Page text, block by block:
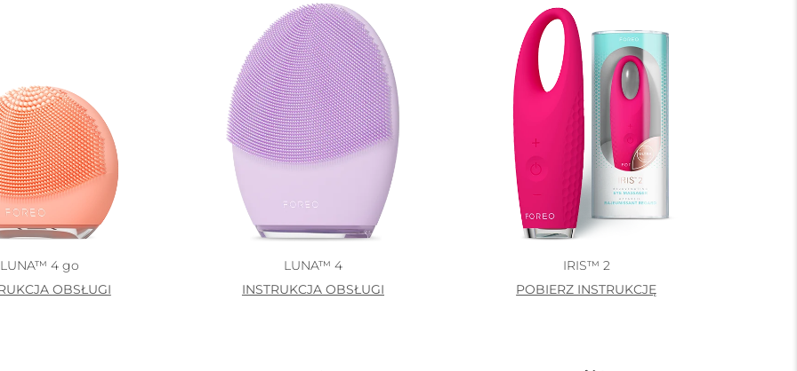
LUNA™ 4 go
OBSŁUGI
LUNA™ 4
INSTRUKCJA OBSŁUGI
IRIS™ 2
POBIERZ INSTRUKCJĘ